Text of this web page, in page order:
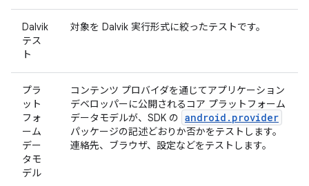
Dalvik
テス
ト
対象を Dalvik 実行形式に絞ったテストです。
プラ
ット
フォ
ーム
デー
タモ
デル
コンテンツ プロバイダを通じてアプリケーション
デベロッパーに公開されるコア プラットフォーム
データモデルが、SDK の android.provider
パッケージの記述どおりか否かをテストします。
連絡先、ブラウザ、設定などをテストします。